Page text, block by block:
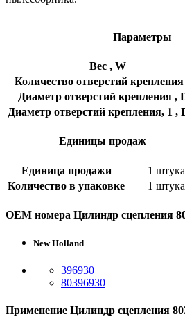
Параметры
Вес , W
Количество отверстий
Диаметр отверстий крепления ,
Диаметр отверстий крепления, 1 ,
Единицы продаж
Единица продажи
1 штука
Количество в упаковке
1 штука
OEM номера Цилиндр сцепления
New Holland
396930
80396930
Применение Цилиндр сцепления